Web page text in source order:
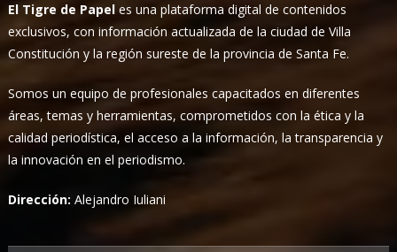
El Tigre de Papel es una plataforma digital de contenidos
exclusivos, con información actualizada de la ciudad de Villa
Constitución y la región sureste de la provincia de Santa Fe.
Somos un equipo de profesionales capacitados en diferentes
áreas, temas y herramientas, comprometidos con la ética y la
calidad periodística, el acceso a la información, la transparencia y
la innovación en el periodismo.
Dirección:Alejandro Iuliani